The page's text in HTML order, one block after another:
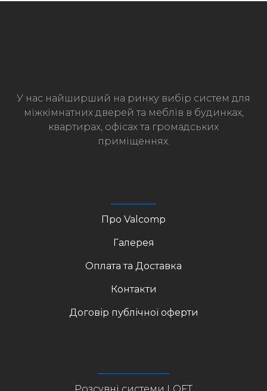
У нас найширший на ринку вибір систем для
міжкімнатних дверей та меблів в будинках,
квартирах, офісах та громадських
приміщеннях.
Про Valcomp
Галерея
Оплата та Доставка
Контакти
Договір публічної оферти